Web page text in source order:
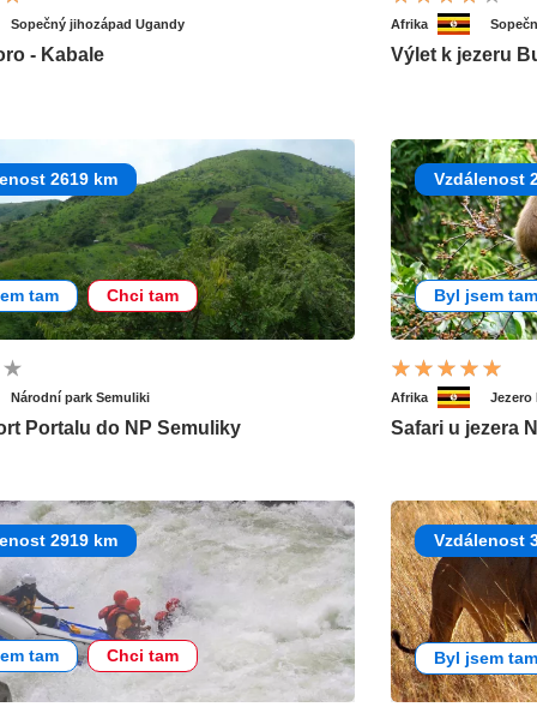
Sopečný jihozápad Ugandy
- Kabale
Afrika
Výlet k jezeru
2619 km
tam Chci tam
Národní park Semuliki
Portalu do NP Semuliky
Vzdálenost
Byl jsem tam
Afrika Jezero
Safari u jezera
2919 km
tam Chci tam
Vzdálenost
Byl jsem tam